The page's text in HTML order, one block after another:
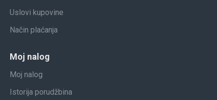
Uslovi kupovine
Način plaćanja
Moj nalog
Moj nalog
Istorija porudžbina